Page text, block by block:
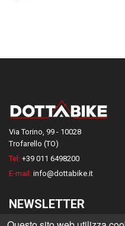
Via Torino, 99 - 10028
Trofarello (TO)
Tel: +39 011 6498200
E-mail: info@dottabike.it
NEWSLETTER